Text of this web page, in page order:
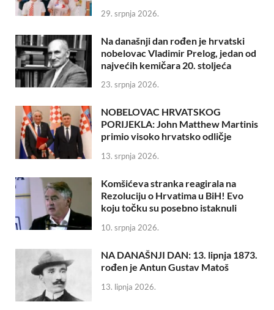
29. srpnja 2026.
Na današnji dan rođen je hrvatski
nobelovac Vladimir Prelog, jedan od
najvećih kemičara 20. stoljeća
23. srpnja 2026.
NOBELOVAC HRVATSKOG
PORIJEKLA: John Matthew Martinis
primio visoko hrvatsko odličje
13. srpnja 2026.
Komšićeva stranka reagirala na
Rezoluciju o Hrvatima u BiH! Evo
koju točku su posebno istaknuli
10. srpnja 2026.
NA DANAŠNJI DAN: 13. lipnja 1873.
rođen je Antun Gustav Matoš
13. lipnja 2026.